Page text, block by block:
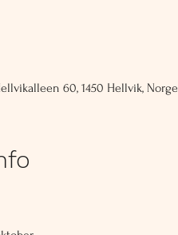
60, 1450 Hellvik, Norge